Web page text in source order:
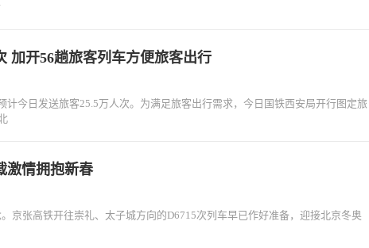
加开56趟旅客列车方便旅客出行
今日发送旅客25.5万人次。为满足旅客出行需求，今日国铁西安局开行图定旅
激情拥抱新春
张高铁开往崇礼、太子城方向的D6715次列车早已作好准备，迎接北京冬奥